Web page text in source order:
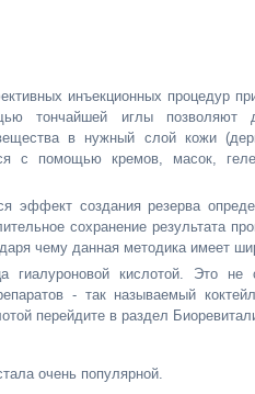
инъекционных процедур
тончайшей иглы позволяют
в нужный слой кожи
с помощью кремов, масок,
эффект создания резерва
сохранение результата
чему данная методика имеет
гиалуроновой кислотой. Это
- так называемый
перейдите в раздел
очень популярной.